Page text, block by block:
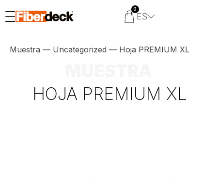
0
ES
Muestra — Uncategorized — Hoja PREMIUM XL
HOJA PREMIUM XL